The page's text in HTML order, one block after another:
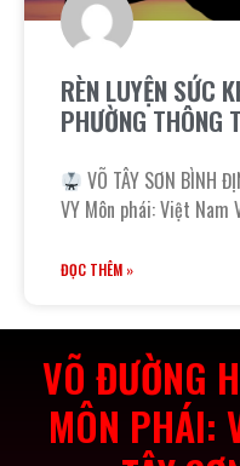
RÈN LUYỆN SỨC
PHƯỜNG THÔNG
VÕ TÂY SƠN BÌNH
VY Môn phái: Việt Nam
ĐỌC THÊM »
VÕ ĐƯỜNG
MÔN PHÁI: